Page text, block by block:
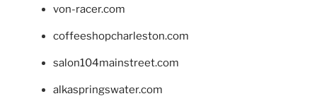
von-racer.com
coffeeshopcharleston.com
salon104mainstreet.com
alkaspringswater.com